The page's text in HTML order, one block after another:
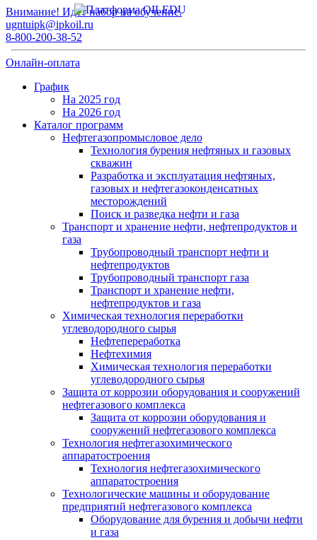
Внимание! Идет набор на обучение.
ugntuipk@ipkoil.ru
8-800-200-38-52
Онлайн-оплата
График
На 2025 год
На 2026 год
Каталог программ
Нефтегазопромысловое дело
Технология бурения нефтяных и газовых
скважин
Разработка и эксплуатация нефтяных,
газовых и нефтегазоконденсатных
месторождений
Поиск и разведка нефти и газа
Транспорт и хранение нефти, нефтепродуктов и
газа
Трубопроводный транспорт нефти и
нефтепродуктов
Трубопроводный транспорт газа
Транспорт и хранение нефти,
нефтепродуктов и газа
Химическая технология переработки
углеводородного сырья
Нефтепереработка
Нефтехимия
Химическая технология переработки
углеводородного сырья
Защита от коррозии оборудования и сооружений
нефтегазового комплекса
Защита от коррозии оборудования и
сооружений нефтегазового комплекса
Технология нефтегазохимического
аппаратостроения
Технология нефтегазохимического
аппаратостроения
Технологические машины и оборудование
предприятий нефтегазового комплекса
Оборудование для бурения и добычи нефти
и газа